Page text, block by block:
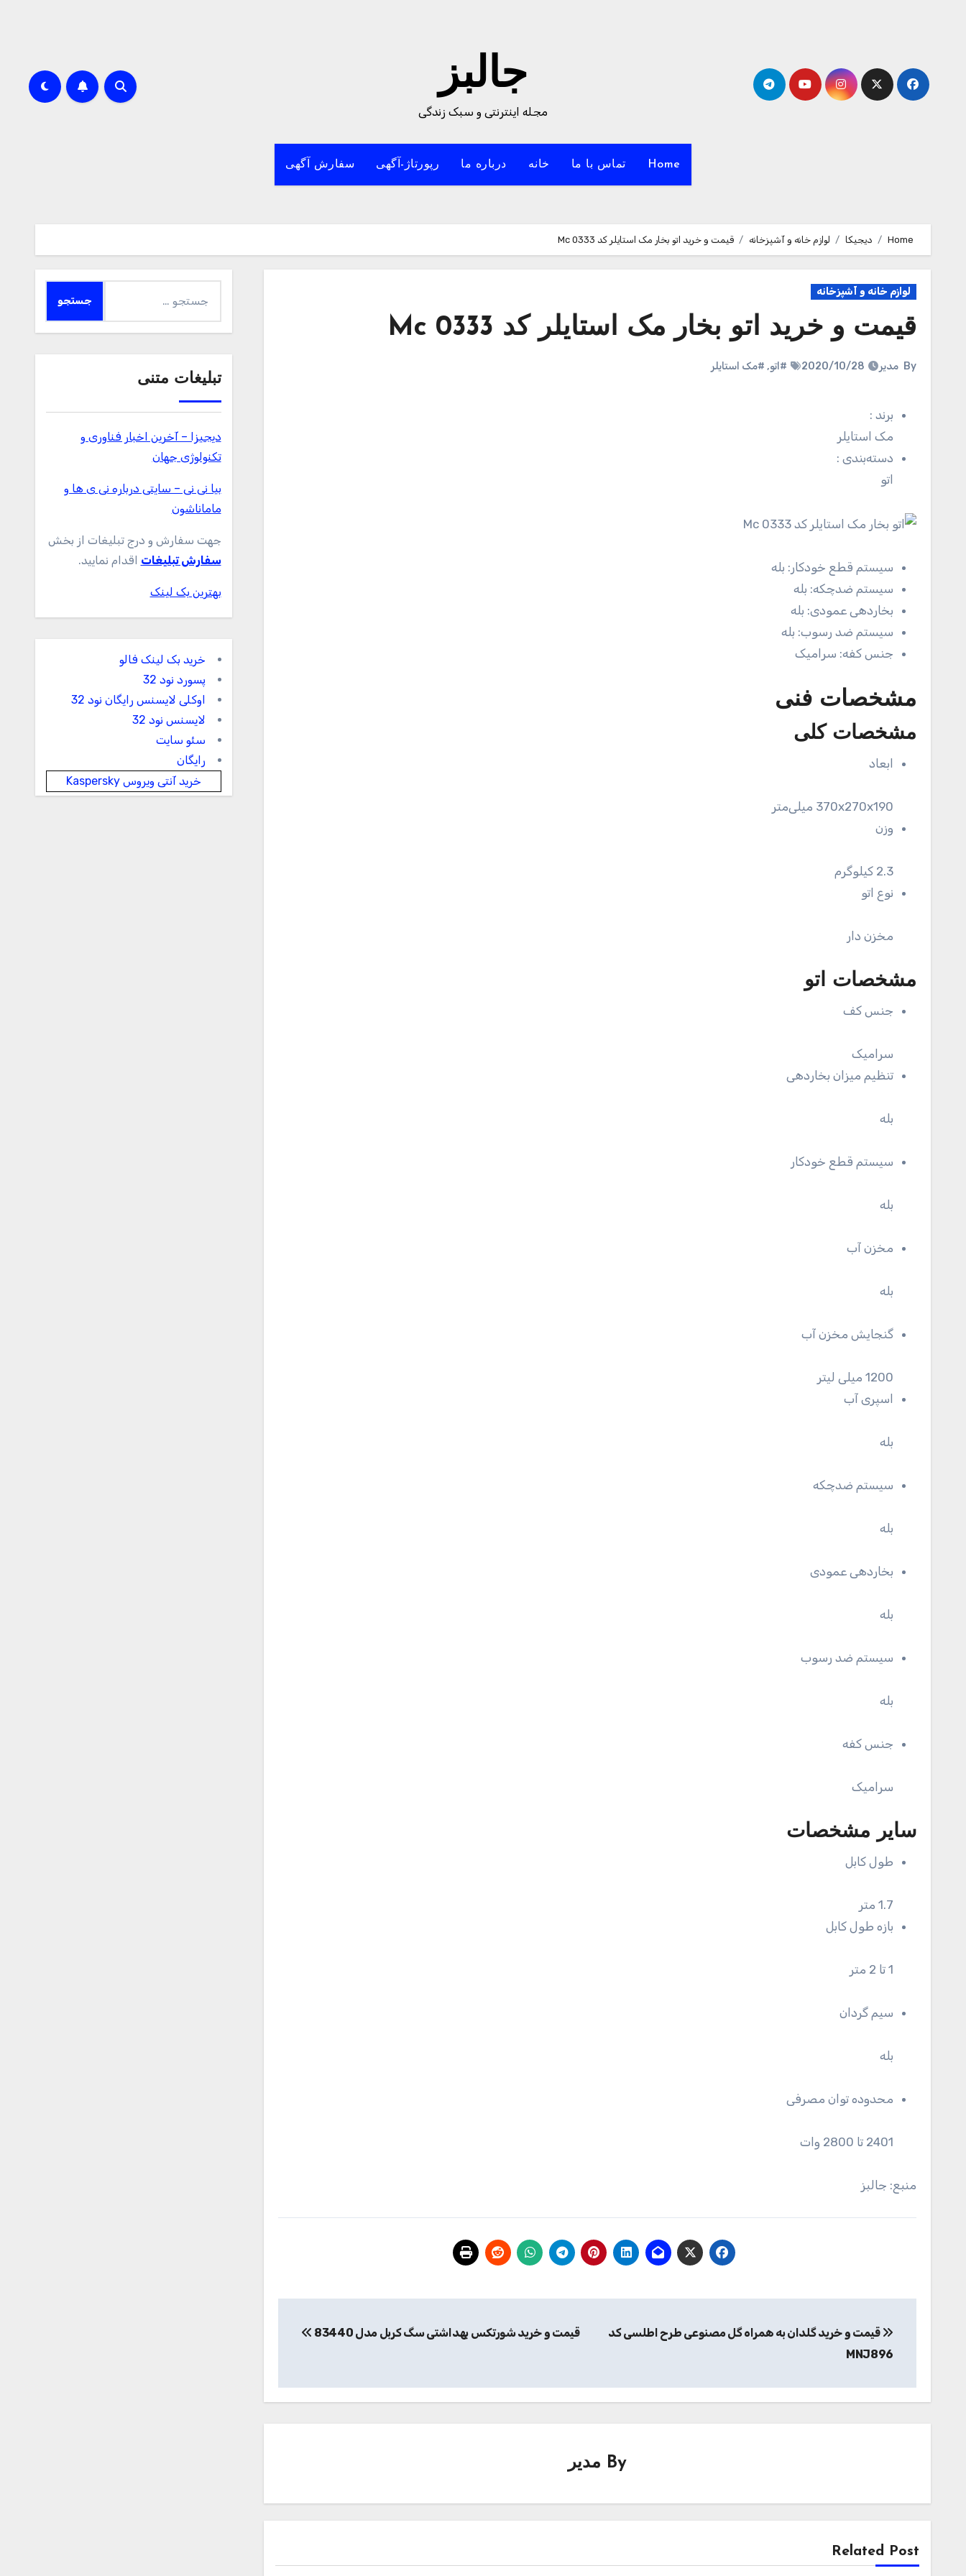
جالبز
مجله اینترنتی و سبک زندگی
Home تماس با ما خانه درباره ما رپورتاژ-آگهی سفارش آگهی
Home دیجیکا لوازم خانه و آشپزخانه قیمت و خرید اتو بخار مک استایلر کد Mc 0333
لوازم خانه و آشپزخانه
قیمت و خرید اتو بخار مک استایلر کد Mc 0333
By مدیر 2020/10/28 #اتو, #مک استایلر
برند :
مک استایلر
دسته‌بندی :
اتو
سیستم قطع خودکار: بله
سیستم ضدچکه: بله
بخاردهی عمودی: بله
سیستم ضد رسوب: بله
جنس کفه: سرامیک
مشخصات فنی
مشخصات کلی
ابعاد
370x270x190 میلی‌متر
وزن
2.3 کیلوگرم
نوع اتو
مخزن دار
مشخصات اتو
جنس کف
سرامیک
تنظیم میزان بخاردهی
بله
سیستم قطع خودکار
بله
مخزن آب
بله
گنجایش مخزن آب
1200 میلی لیتر
اسپری آب
بله
سیستم ضدچکه
بله
بخاردهی عمودی
بله
سیستم ضد رسوب
بله
جنس کفه
سرامیک
سایر مشخصات
طول کابل
1.7 متر
بازه طول کابل
1 تا 2 متر
سیم گردان
بله
محدوده توان مصرفی
2401 تا 2800 وات
منبع: جالبز
نوشتهقیمت و خرید گلدان به همراه گل مصنوعی طرح اطلسی کد
MNJ896
قیمت و خرید شورتکس بهداشتی سگ کربل مدل 83440
By مدیر
Related Post
برای:
تبلیغات متنی
دیجیزا – آخرین اخبار فناوری و
تکنولوژی جهان
بیا نی نی – سایتی درباره نی ی ها و
ماماناشون
جهت سفارش و درج تبلیغات از بخش
سفارش تبلیغات اقدام نمایید.
بهترین بک لینک
خرید بک لینک فالو
پسورد نود 32
اوکلی لایسنس رایگان نود 32
لایسنس نود 32
سئو سایت
رایگان
خرید آنتی ویروس Kaspersky